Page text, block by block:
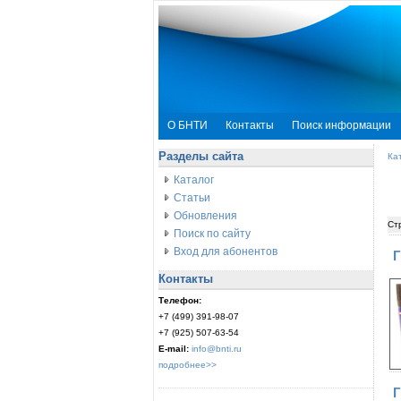
О БНТИ Контакты Поиск информации
Разделы сайта
Каталог
Статьи
Обновления
Поиск по сайту
Вход для абонентов
Контакты
Телефон:
+7 (499) 391-98-07
+7 (925) 507-63-54
E-mail: info@bnti.ru
подробнее>>